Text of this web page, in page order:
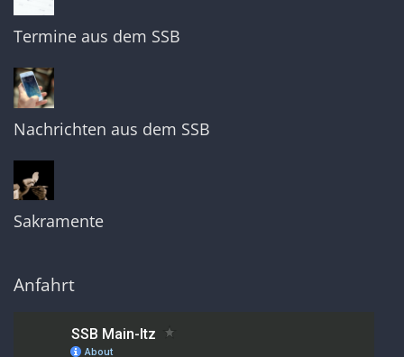
Termine aus dem SSB
Nachrichten aus dem SSB
Sakramente
Anfahrt